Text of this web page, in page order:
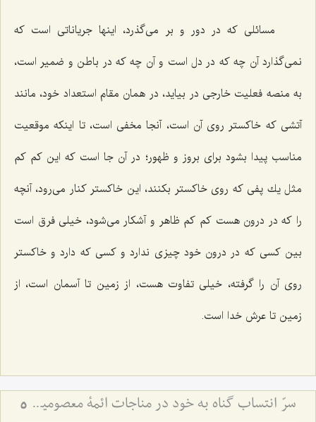
مسائلی كه در دور و بر می‌گذرد، اینها جریاناتی است كه
نمی‌گذارد آن چه كه در دل است و آن چه كه در باطن و ضمیر است،
به منصه فعلیت خارجی در بیاید، در همان مقام استعداد خود، مانند
آتشی كه خاكستر روی آن است، آنجا مخفی است، تا اینكه موقعیت
مناسب پیدا بشود برای بروز و ظهور؛ در آن جا است كه این كم كم
مثل یك پفی كه روی خاكستر بكنند، این خاكستر كنار می‌رود، آنچه
را كه در درون هست كم كم ظاهر و آشكار می‌شود، خیلی فرق است
بین كسی كه در درون خود چیزی ندارد و كسی كه دارد و خاكستر
روی آن را گرفته، خیلی تفاوت هست، از زمین تا آسمان است، از
زمین تا عرش خدا است.
سرّ انتساب گناه به خود در مناجات ائمۀ معصومین علیهم السلام (2) 5